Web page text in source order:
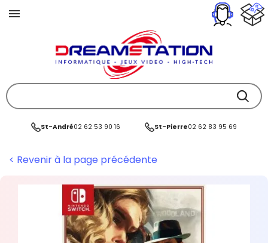
St-André02 62 53 90 16 St-Pierre02 62 83 95 69
< Revenir à la page précédente